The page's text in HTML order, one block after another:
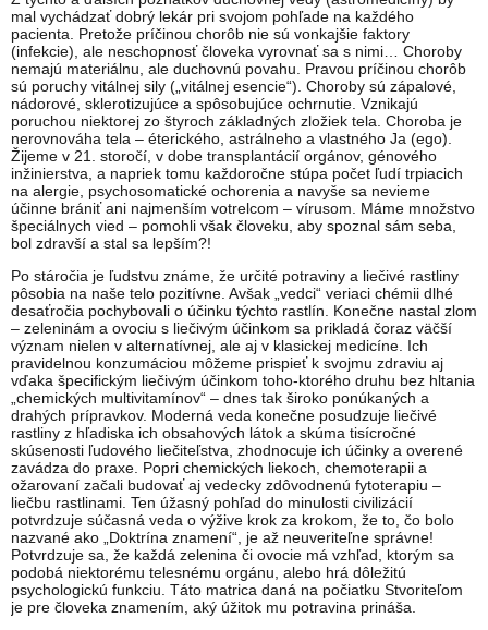
mal vychádzať dobrý lekár pri svojom pohľade na každého
pacienta. Pretože príčinou chorôb nie sú vonkajšie faktory
(infekcie), ale neschopnosť človeka vyrovnať sa s nimi… Choroby
nemajú materiálnu, ale duchovnú povahu. Pravou príčinou chorôb
sú poruchy vitálnej sily („vitálnej esencie“). Choroby sú zápalové,
nádorové, sklerotizujúce a spôsobujúce ochrnutie. Vznikajú
poruchou niektorej zo štyroch základných zložiek tela. Choroba je
nerovnováha tela – éterického, astrálneho a vlastného Ja (ego).
Žijeme v 21. storočí, v dobe transplantácií orgánov, génového
inžinierstva, a napriek tomu každoročne stúpa počet ľudí trpiacich
na alergie, psychosomatické ochorenia a navyše sa nevieme
účinne brániť ani najmenším votrelcom – vírusom. Máme množstvo
špeciálnych vied – pomohli však človeku, aby spoznal sám seba,
bol zdravší a stal sa lepším?!
Po stáročia je ľudstvu známe, že určité potraviny a liečivé rastliny
pôsobia na naše telo pozitívne. Avšak „vedci“ veriaci chémii dlhé
desaťročia pochybovali o účinku týchto rastlín. Konečne nastal zlom
– zeleninám a ovociu s liečivým účinkom sa prikladá čoraz väčší
význam nielen v alternatívnej, ale aj v klasickej medicíne. Ich
pravidelnou konzumáciou môžeme prispieť k svojmu zdraviu aj
vďaka špecifickým liečivým účinkom toho-ktorého druhu bez hltania
„chemických multivitamínov“ – dnes tak široko ponúkaných a
drahých prípravkov. Moderná veda konečne posudzuje liečivé
rastliny z hľadiska ich obsahových látok a skúma tisícročné
skúsenosti ľudového liečiteľstva, zhodnocuje ich účinky a overené
zavádza do praxe. Popri chemických liekoch, chemoterapii a
ožarovaní začali budovať aj vedecky zdôvodnenú fytoterapiu –
liečbu rastlinami. Ten úžasný pohľad do minulosti civilizácií
potvrdzuje súčasná veda o výžive krok za krokom, že to, čo bolo
nazvané ako „Doktrína znamení“, je až neuveriteľne správne!
Potvrdzuje sa, že každá zelenina či ovocie má vzhľad, ktorým sa
podobá niektorému telesnému orgánu, alebo hrá dôležitú
psychologickú funkciu. Táto matrica daná na počiatku Stvoriteľom
je pre človeka znamením, aký úžitok mu potravina prináša.